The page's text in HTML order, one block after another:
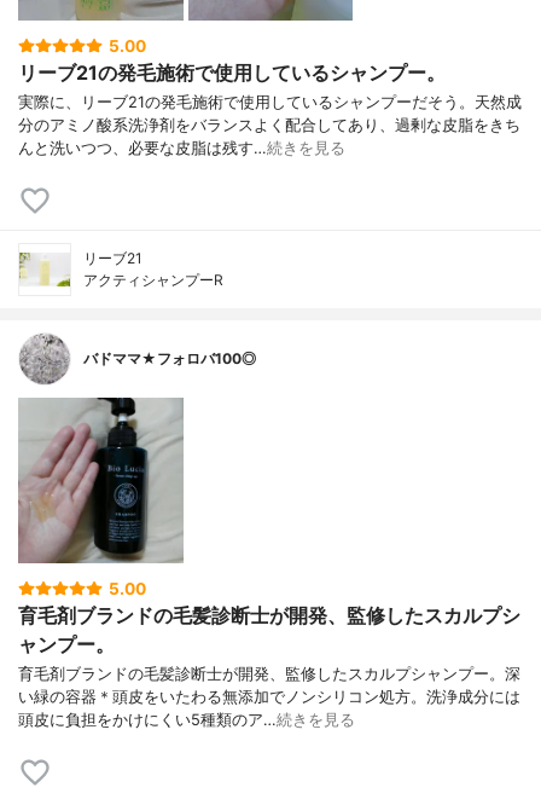
5.00
リーブ21の発毛施術で使用しているシャンプー。
実際に、リーブ21の発毛施術で使用しているシャンプーだそう。天然成
分のアミノ酸系洗浄剤をバランスよく配合してあり、過剰な皮脂をきち
んと洗いつつ、必要な皮脂は残す…続きを見る
リーブ21
アクティシャンプーR
バドママ★フォロバ100◎
5.00
育毛剤ブランドの毛髪診断士が開発、監修したスカルプシ
ャンプー。
育毛剤ブランドの毛髪診断士が開発、監修したスカルプシャンプー。深
い緑の容器＊頭皮をいたわる無添加でノンシリコン処方。洗浄成分には
頭皮に負担をかけにくい5種類のア…続きを見る